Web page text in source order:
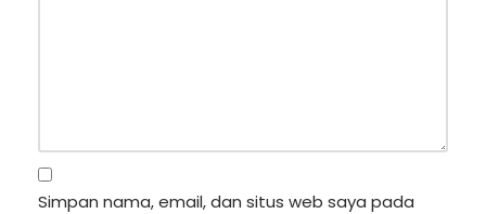
Simpan nama, email, dan situs web saya pada